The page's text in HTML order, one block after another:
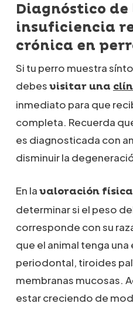
Diagnóstico de
insuficiencia
crónica en
Si tu perro muestra
debesvisitar una
inmediato para que
completa. Recuerda
es diagnosticada con
disminuir la
En lavaloración física
determinar si el peso
corresponde con su
que el animal tenga
periodontal, tiroides
membranas mucosas.
estar creciendo de